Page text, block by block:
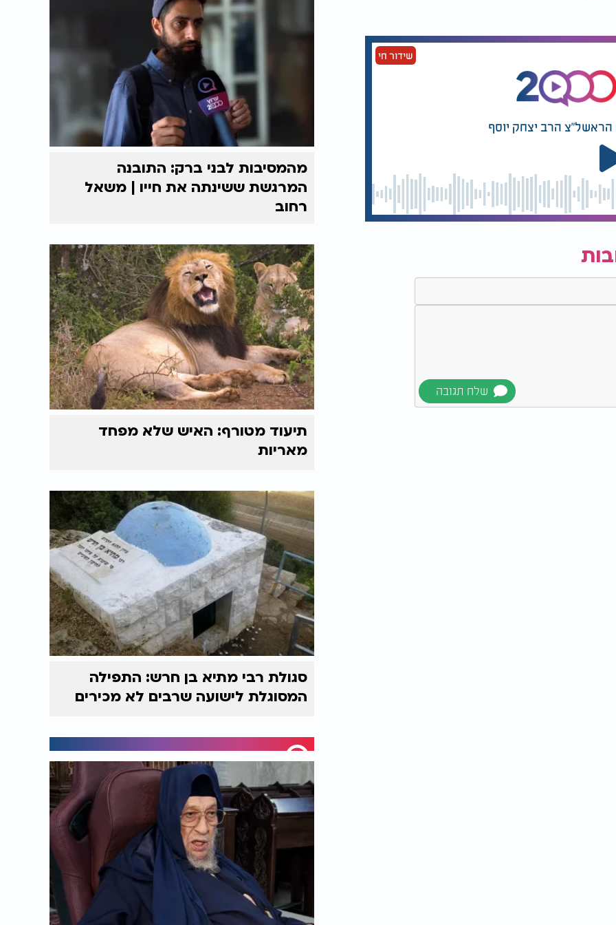
את נסיה יושבת בסלון הבית ומחבקת את
בגניבת אהבה, וכי גם הוא מעוניין בחיבוק,
ועטפה אותו בחיבוק אמיץ שנמשך דקות
ואמרה לו את המילים שנחרתו בלבו לעד:
כי גם כאשר הוא עצמו ניסה להרפות מעט מן
החיבוק הזה, יחד עם הצהרת האהבה
כולה למתנת פרידה נצחית, צידה לדרך
שידור חי
הראשל"צ הרב יצחק יוסף
מהמסיבות לבני ברק: התובנה
המרגשת ששינתה את חייו | משאל
רחוב
תיעוד מטורף: האיש שלא מפחד
מאריות
סגולת רבי מתיא בן חרש: התפילה
המסוגלת לישועה שרבים לא מכירים